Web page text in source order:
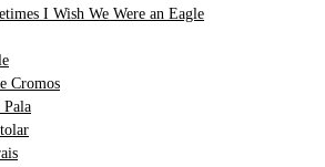
I Wish We Were an Eagle
Cromos
Pala